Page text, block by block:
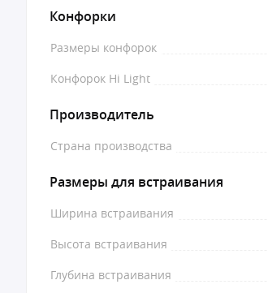
Конфорки
Размеры конфорок
Конфорок Hi Light
Производитель
Страна производства
Размеры для встраивания
Ширина встраивания
Высота встраивания
Глубина встраивания